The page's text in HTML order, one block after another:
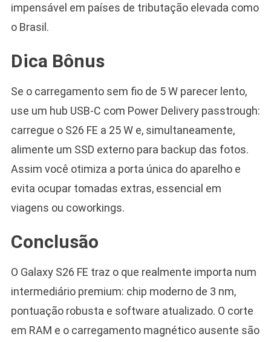
impensável em países de tributação elevada como
o Brasil.
Dica Bônus
Se o carregamento sem fio de 5 W parecer lento,
use um hub USB-C com Power Delivery passtrough:
carregue o S26 FE a 25 W e, simultaneamente,
alimente um SSD externo para backup das fotos.
Assim você otimiza a porta única do aparelho e
evita ocupar tomadas extras, essencial em
viagens ou coworkings.
Conclusão
O Galaxy S26 FE traz o que realmente importa num
intermediário premium: chip moderno de 3 nm,
pontuação robusta e software atualizado. O corte
em RAM e o carregamento magnético ausente são